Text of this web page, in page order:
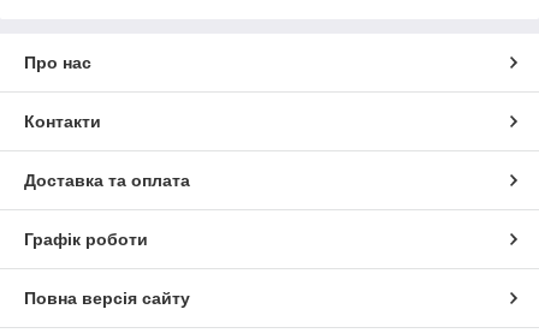
Про нас
Контакти
Доставка та оплата
Графік роботи
Повна версія сайту